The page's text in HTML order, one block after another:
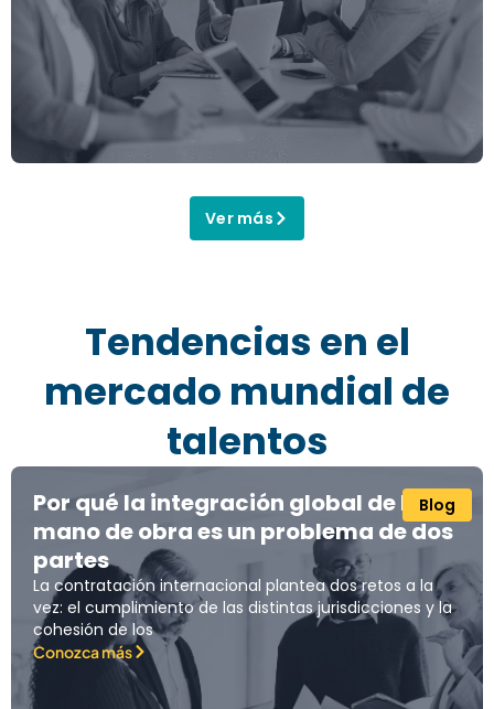
Ver más
Tendencias en el
mercado mundial de
talentos
Blog
Por qué la integración global de la
mano de obra es un problema de dos
partes
La contratación internacional plantea dos retos a la
vez: el cumplimiento de las distintas jurisdicciones y la
cohesión de los
Conozca más